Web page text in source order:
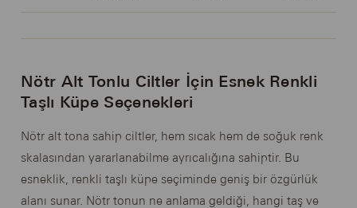
Nötr Alt Tonlu Ciltler İçin Esnek Renkli
Taşlı Küpe Seçenekleri
Nötr alt tona sahip ciltler, hem sıcak hem de soğuk renk
skalasından yararlanabilme ayrıcalığına sahiptir. Bu
esneklik, renkli taşlı küpe seçiminde geniş bir özgürlük
alanı sunar. Nötr tonun ne anlama geldiği, hangi taş ve